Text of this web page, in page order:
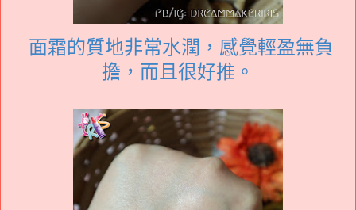
面霜的質地非常水潤，感覺輕盈無負
擔，而且很好推。